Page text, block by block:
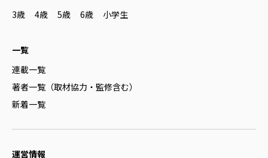
3歳
4歳 5歳 6歳 小学生
一覧
連載一覧
著者一覧（取材協力・監修含む）
新着一覧
運営情報